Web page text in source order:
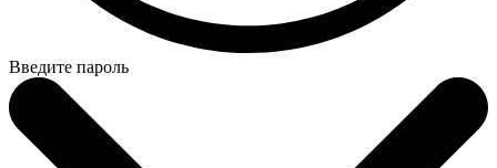
Введите пароль